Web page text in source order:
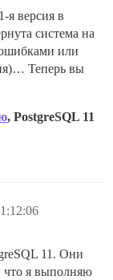
я версия в
система на
ошибками или
Теперь вы
, PostgreSQL 11
11. Они
что я выполняю